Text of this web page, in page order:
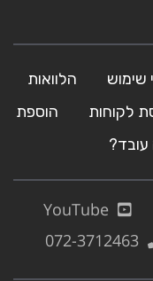
שימוש
הלוואות
לקוחות
הוספת
עובד?